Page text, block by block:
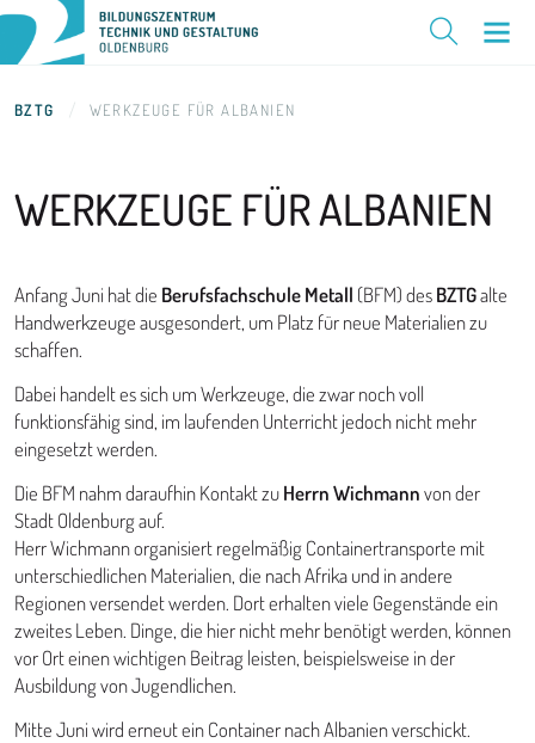
BZTG WERKZEUGE FÜR ALBANIEN
WERKZEUGE FÜRALBANIEN
Anfang Juni hat die Berufsfachschule Metall (BFM) desBZTGalte
Handwerkzeuge ausgesondert, um Platz für neue Materialien zu
schaffen.
Dabei handelt es sich um Werkzeuge, die zwar noch voll
funktionsfähig sind, im laufenden Unterricht jedoch nicht mehr
eingesetzt werden.
Die BFM nahm daraufhin Kontakt zuHerrn Wichmannvon der
Stadt Oldenburg auf.
Herr Wichmann organisiert regelmäßig Containertransporte mit
unterschiedlichen Materialien, die nach Afrika und in andere
Regionen versendet werden. Dort erhalten viele Gegenstände ein
zweites Leben. Dinge, die hier nicht mehr benötigt werden, können
vor Ort einen wichtigen Beitrag leisten, beispielsweise in der
Ausbildung von Jugendlichen.
Mitte Juni wird erneut ein Container nach Albanien verschickt.